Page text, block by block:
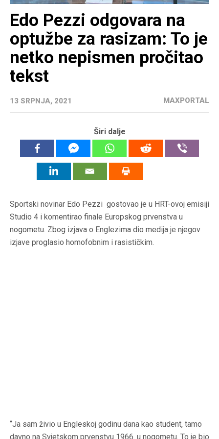
Edo Pezzi odgovara na
optužbe za rasizam: To je
netko nepismen pročitao
tekst
13 SRPNJA, 2021 MAXPORTAL
Širi dalje
Sportski novinar Edo Pezzi gostovao je u HRT-ovoj emisiji
Studio 4 i komentirao finale Europskog prvenstva u
nogometu. Zbog izjava o Englezima dio medija je njegov
izjave proglasio homofobnim i rasističkim.
“Ja sam živio u Engleskoj godinu dana kao student, tamo
davno na Svjetskom prvenstvu 1966. u nogometu. To je bio